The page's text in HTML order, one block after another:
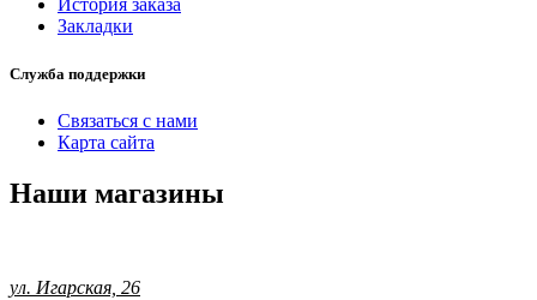
История заказа
Закладки
Служба поддержки
Связаться с нами
Карта сайта
Наши магазины
ул. Игарская, 26